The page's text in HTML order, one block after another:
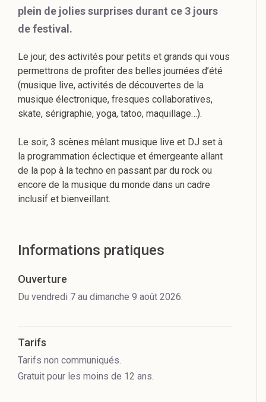
plein de jolies surprises durant ce 3 jours
de festival.
Le jour, des activités pour petits et grands qui vous
permettrons de profiter des belles journées d’été
(musique live, activités de découvertes de la
musique électronique, fresques collaboratives,
skate, sérigraphie, yoga, tatoo, maquillage…).
Le soir, 3 scènes mêlant musique live et DJ set à
la programmation éclectique et émergeante allant
de la pop à la techno en passant par du rock ou
encore de la musique du monde dans un cadre
inclusif et bienveillant.
Informations pratiques
Ouverture
Du vendredi 7 au dimanche 9 août 2026.
Tarifs
Tarifs non communiqués.
Gratuit pour les moins de 12 ans.